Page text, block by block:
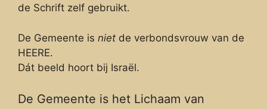
de Schrift zelf gebruikt.
De Gemeente is niet de verbondsvrouw van de
HEERE.
Dát beeld hoort bij Israël.
De Gemeente is het Lichaam van